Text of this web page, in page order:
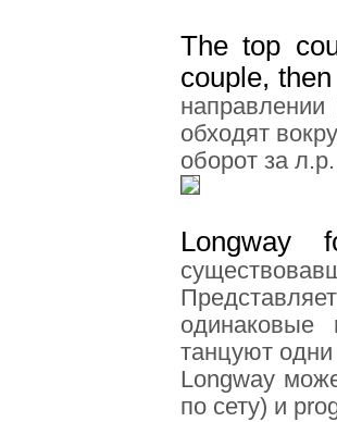
The top
couple,
направлении
обходят
оборот за
одинаковые
танцуют
Longway
по сету) и